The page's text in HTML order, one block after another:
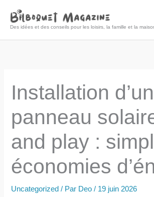
Des idées et des conseils pour les loisirs, la famille et la
Installation d’un
panneau
and play :
économies
Uncategorized / Par Deo/ 19 juin 2026